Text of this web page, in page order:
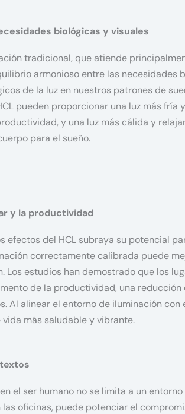
biológicas y visuales
tradicional, que atiende
armonioso entre las necesidades
de la luz en nuestros patrones de
pueden proporcionar una luz más
y una luz más cálida y
para el sueño.
y la productividad
efectos del HCL subraya su potencial
correctamente calibrada puede
Los estudios han demostrado que los
de la productividad, una
Al alinear el entorno de iluminación
más saludable y vibrante.
el ser humano no se limita a un
las oficinas, puede potenciar el